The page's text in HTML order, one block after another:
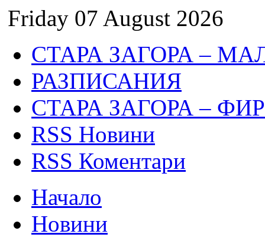
Friday 07 August 2026
СТАРА ЗАГОРА –
РАЗПИСАНИЯ
СТАРА ЗАГОРА –
RSS Новини
RSS Коментари
Начало
Новини